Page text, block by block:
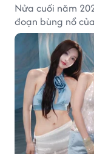
Nửa cuối năm
đoạn bùng nổ